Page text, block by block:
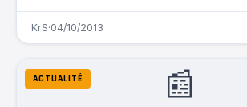
KrS·04/10/2013
📰
ACTUALITÉ